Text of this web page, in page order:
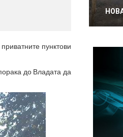
пунктови
до Владата да